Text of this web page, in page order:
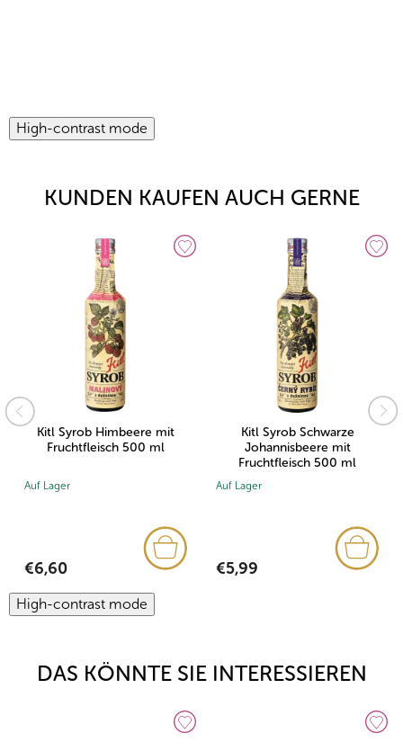
High-contrast mode
KUNDEN KAUFEN AUCH GERNE
Kitl Syrob Himbeere mit
Fruchtfleisch 500 ml
Auf Lager
€6,60
Kitl Syrob Schwarze
Johannisbeere mit
Fruchtfleisch 500 ml
Auf Lager
€5,99
High-contrast mode
DAS KÖNNTE SIE INTERESSIEREN